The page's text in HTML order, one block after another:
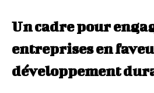
Un cadre pour
entreprises en
développement